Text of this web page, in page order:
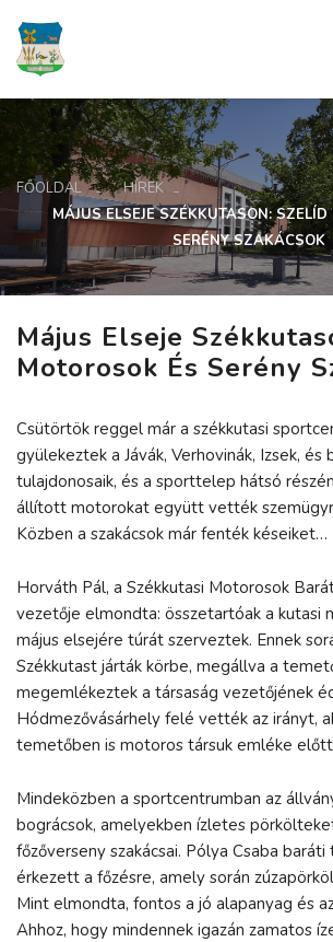
FŐOLDAL
HÍREK
MÁJUS ELSEJE SZÉKKUTASON: SZELÍD
SERÉNY SZAKÁCSOK
Május Elseje
Motorosok És Serény
Csütörtök reggel már a székkutasi
gyülekeztek a Jávák, Verhovinák, Izsek, és
tulajdonosaik, és a sporttelep hátsó
állított motorokat együtt vették
Közben a szakácsok már fenték késeiket…
Horváth Pál, a Székkutasi Motorosok
vezetője elmondta: összetartóak a kutasi
május elsejére túrát szerveztek. Ennek
Székkutast járták körbe, megállva a
megemlékeztek a társaság vezetőjének
Hódmezővásárhely felé vették az irányt,
temetőben is motoros társuk emléke
Mindeközben a sportcentrumban az
bográcsok, amelyekben ízletes
főzőverseny szakácsai. Pólya Csaba baráti
érkezett a főzésre, amely során
Mint elmondta, fontos a jó alapanyag és
Ahhoz, hogy mindennek igazán zamatos